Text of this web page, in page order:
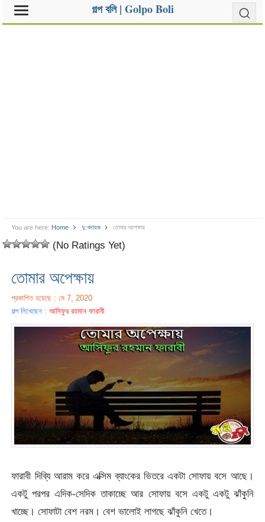
গল্প বলি | Golpo Boli
You are here: Home দু:খদায়ক তোমার অপেক্ষায়
(No Ratings Yet)
তোমার অপেক্ষায়
প্রকাশিত হয়েছে : মে 7, 2020
গল্প লিখেছেন :আসিফুর রহমান ফারাবী
ফারাবী দিব্যি আরাম করে এক্সিম ব্যাংকের ভিতরে একটা সোফায় বসে আছে।
একটু পরপর এদিক-সেদিক তাকাচ্ছে আর সোফায় বসে একটু একটু ঝাঁকুনি
খাচ্ছে। সোফাটা বেশ নরম। বেশ ভালোই লাগছে ঝাঁকুনি খেতে।